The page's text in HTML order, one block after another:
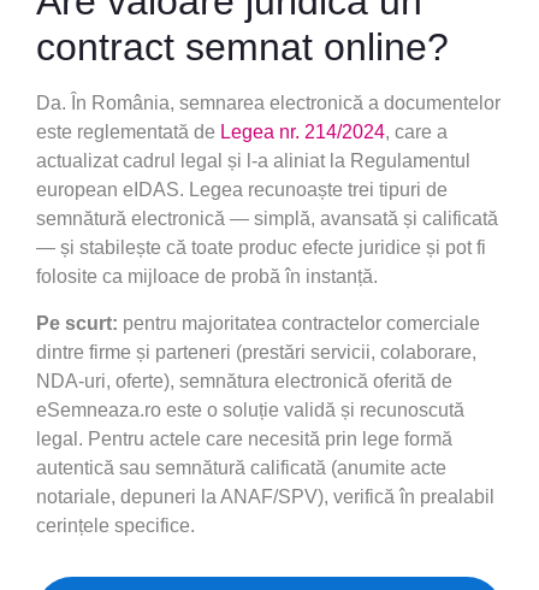
contract semnat online?
Da. În România, semnarea electronică a documentelor
este reglementată de Legea nr. 214/2024, care a
actualizat cadrul legal și l-a aliniat la Regulamentul
european eIDAS. Legea recunoaște trei tipuri de
semnătură electronică — simplă, avansată și calificată
— și stabilește că toate produc efecte juridice și pot fi
folosite ca mijloace de probă în instanță.
Pe scurt: pentru majoritatea contractelor comerciale
dintre firme și parteneri (prestări servicii, colaborare,
NDA-uri, oferte), semnătura electronică oferită de
eSemneaza.ro este o soluție validă și recunoscută
legal. Pentru actele care necesită prin lege formă
autentică sau semnătură calificată (anumite acte
notariale, depuneri la ANAF/SPV), verifică în prealabil
cerințele specifice.